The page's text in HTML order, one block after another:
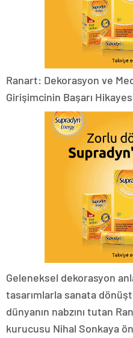
Ranart: Dekorasyon ve
Girişimcinin Başarı
Geleneksel dekorasyon
tasarımlarla sanata
dünyanın nabzını tutan
kurucusu Nihal Sonkaya